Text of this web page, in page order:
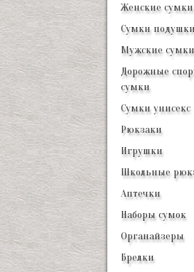
Женские
Сумки
Мужские сумки
Дорожные
сумки
Сумки унисекс
Рюкзаки
Игрушки
Школьные
Аптечки
Наборы сумок
Органайзеры
Брелки